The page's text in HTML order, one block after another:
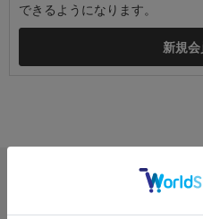
できるようになります。